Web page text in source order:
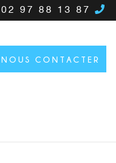
02 97 88 13 87
NOUS CONTACTER